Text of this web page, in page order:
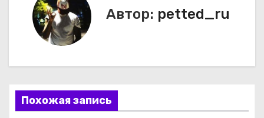
ц
и
Автор: petted_ru
Похожая запись